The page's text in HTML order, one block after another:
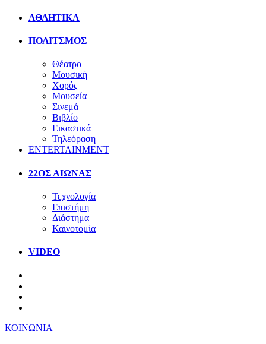
ΑΘΛΗΤΙΚΑ
ΠΟΛΙΤΣΜΟΣ
Θέατρο
Μουσική
Χορός
Μουσεία
Σινεμά
Βιβλίο
Εικαστικά
Τηλεόραση
ENTERTAINMENT
22ΟΣ ΑΙΩΝΑΣ
Τεχνολογία
Επιστήμη
Διάστημα
Καινοτομία
VIDEO
ΚΟΙΝΩΝΙΑ